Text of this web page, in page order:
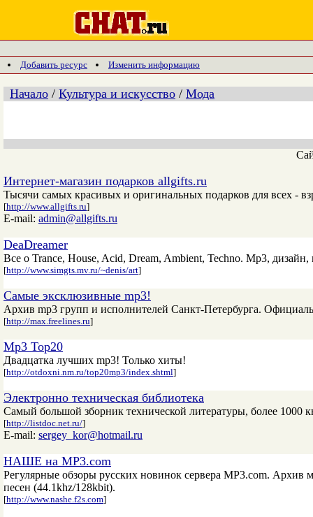
Добавить ресурс Изменить информацию
Начало / Культура и искусство / Мода
Интернет-магазин подарков allgifts.ru
Тысячи самых красивых и оригинальных подарков для всех -
[http://www.allgifts.ru]
E-mail: admin@allgifts.ru
DeaDreamer
Все о Trance, House, Acid, Dream, Ambient, Techno. Mp3, дизайн,
[http://www.simgts.mv.ru/~denis/art]
Самые эксклюзивные mp3!
Архив mp3 групп и исполнителей Санкт-Петербурга.
[http://max.freelines.ru]
Mp3 Top20
Двадцатка лучших mp3! Только хиты!
[http://otdoxni.nm.ru/top20mp3/index.shtml]
Электронно техническая библиотека
Самый большой зборник технической литературы, более
[http://listdoc.net.ru/]
E-mail: sergey_kor@hotmail.ru
НАШЕ на MP3.com
Регулярные обзоры русских новинок сервера MP3.com.
песен (44.1khz/128kbit).
[http://www.nashe.f2s.com]